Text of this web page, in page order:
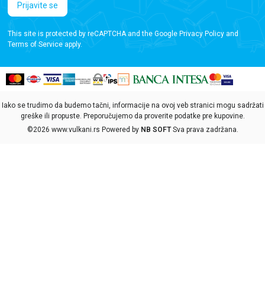
Prijavite se
This site is protected by reCAPTCHA and the Google Privacy Policyand
Terms of Serviceapply.
Iako se trudimo da budemo tačni, informacije na ovoj veb stranici mogu sadržati
greške ili propuste. Preporučujemo da proverite podatke pre kupovine.
©2026 www.vulkani.rs Powered by NB SOFTSva prava zadržana.